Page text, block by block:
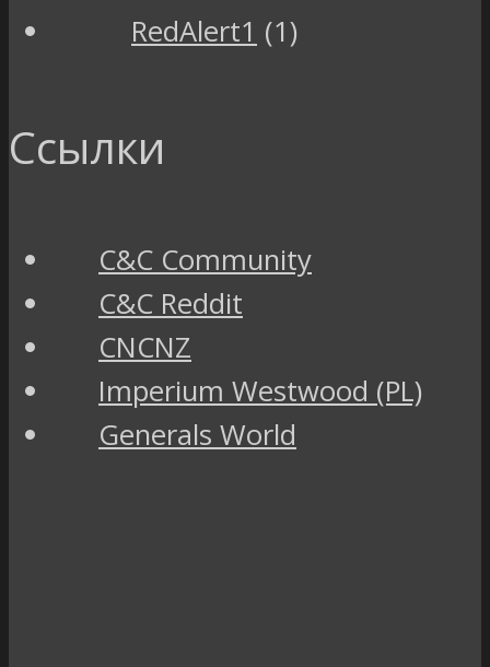
RedAlert1 (1)
Ссылки
C&C Community
C&C Reddit
CNCNZ
Imperium Westwood (PL)
Generals World